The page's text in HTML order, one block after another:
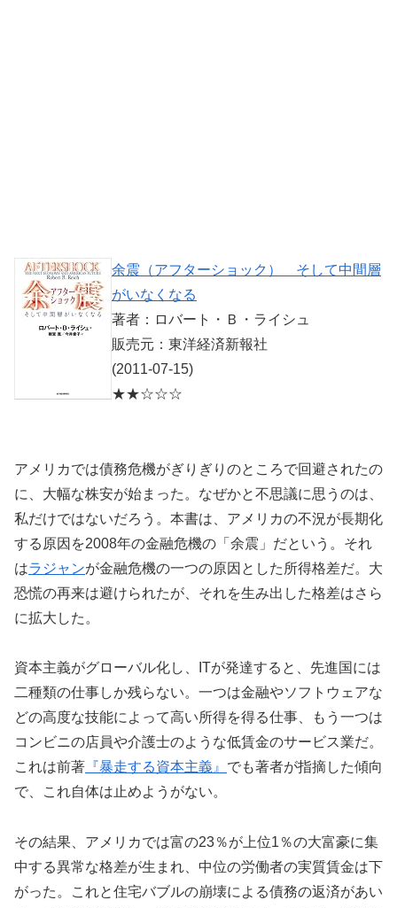
余震（アフターショック） そして中間層
がいなくなる
著者：ロバート・Ｂ・ライシュ
販売元：東洋経済新報社
(2011-07-15)
★★☆☆☆
アメリカでは債務危機がぎりぎりのところで回避されたの
に、大幅な株安が始まった。なぜかと不思議に思うのは、
私だけではないだろう。本書は、アメリカの不況が長期化
する原因を2008年の金融危機の「余震」だという。それ
はラジャンが金融危機の一つの原因とした所得格差だ。大
恐慌の再来は避けられたが、それを生み出した格差はさら
に拡大した。
資本主義がグローバル化し、ITが発達すると、先進国には
二種類の仕事しか残らない。一つは金融やソフトウェアな
どの高度な技能によって高い所得を得る仕事、もう一つは
コンビニの店員や介護士のような低賃金のサービス業だ。
これは前著 『暴走する資本主義』 でも著者が指摘した傾向
で、これ自体は止めようがない。
その結果、アメリカでは富の23％が上位1％の大富豪に集
中する異常な格差が生まれ、中位の労働者の実質賃金は下
がった。これと住宅バブルの崩壊による債務の返済があい